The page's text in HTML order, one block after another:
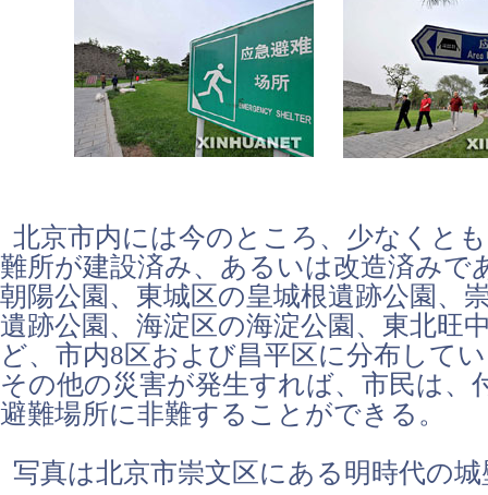
北京市内には今のところ、少なくと
難所が建設済み、あるいは改造済みで
朝陽公園、東城区の皇城根遺跡公園、
遺跡公園、海淀区の海淀公園、東北旺
ど、市内8区および昌平区に分布して
その他の災害が発生すれば、市民は、
避難場所に非難することができる。
写真は北京市崇文区にある明時代の